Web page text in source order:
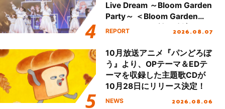
Live Dream ～Bloom Garden
Party～ ＜Bloom Garden
Party Stage／埼玉公演＞”
REPORT 2026.08.07
10月放送アニメ『パンどろぼ
う』より、OPテーマ＆EDテ
ーマを収録した主題歌CDが
10月28日にリリース決定！
NEWS 2026.08.06